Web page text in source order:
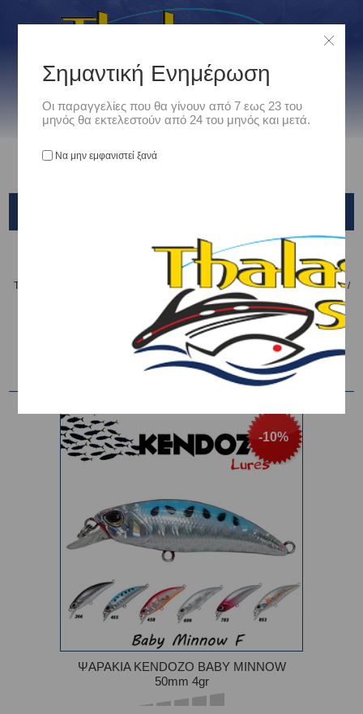
Είδη Αλιείας /
ΤΕΧΝΗΤΑ ΔΟΛΩΜΑΤΑ - ΤΣΑΠΑΡΙ - ΚΑΛΑΜΑΡΙΕΡΕΣ / ΤΕΧΝΗΤΑ ΨΑΡΑΚΙΑ /
KENDOZO BABY MINNOW 50mm 4gr
Ταξινόμηση ανά
-10%
ΨΑΡΑΚΙΑ KENDOZO BABY MINNOW
50mm 4gr
Σημαντική Ενημέρωση
Οι παραγγελίες που θα γίνουν από 7 εως 23 του
μηνός θα εκτελεστούν από 24 του μηνός και μετά.
Να μην εμφανιστεί ξανά